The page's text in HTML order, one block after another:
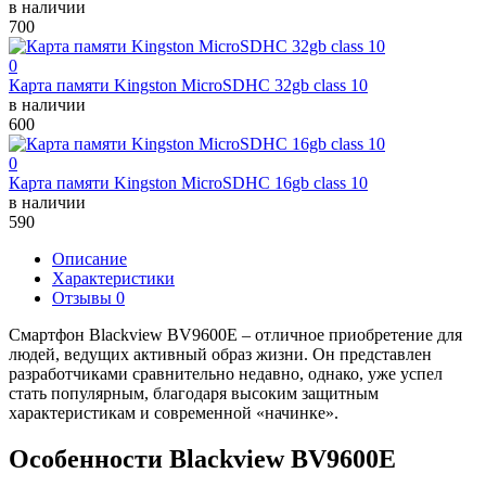
в наличии
700
0
Карта памяти Kingston MicroSDHC 32gb class 10
в наличии
600
0
Карта памяти Kingston MicroSDHC 16gb class 10
в наличии
590
Описание
Характеристики
Отзывы 0
Смартфон Blackview BV9600E – отличное приобретение для
людей, ведущих активный образ жизни. Он представлен
разработчиками сравнительно недавно, однако, уже успел
стать популярным, благодаря высоким защитным
характеристикам и современной «начинке».
Особенности Blackview BV9600E